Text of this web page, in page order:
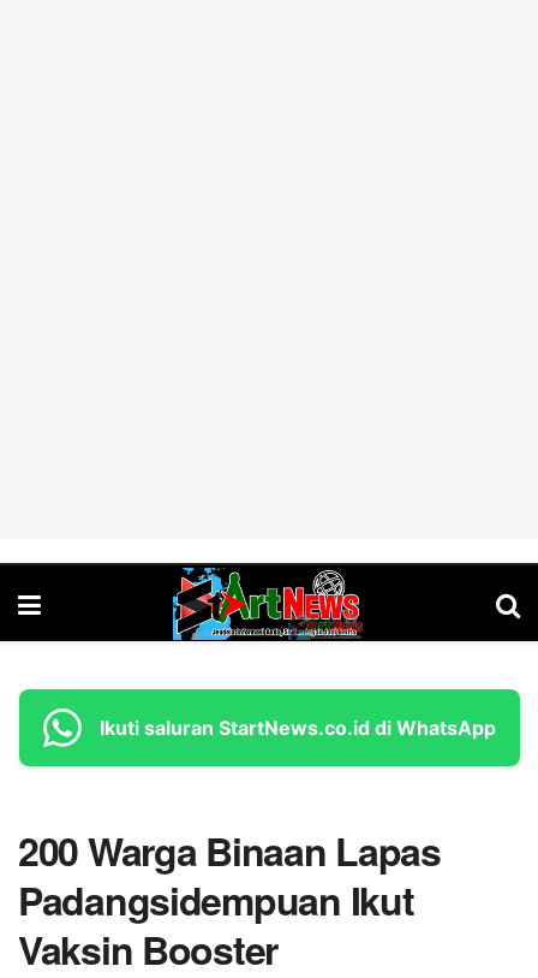
Ikuti saluran StartNews.co.id di WhatsApp
200 Warga Binaan Lapas
Padangsidempuan Ikut
Vaksin Booster